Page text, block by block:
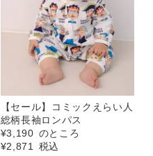
【セール】コミックえらい人
総柄長袖ロンパス
¥3,190 のところ
¥2,871 税込